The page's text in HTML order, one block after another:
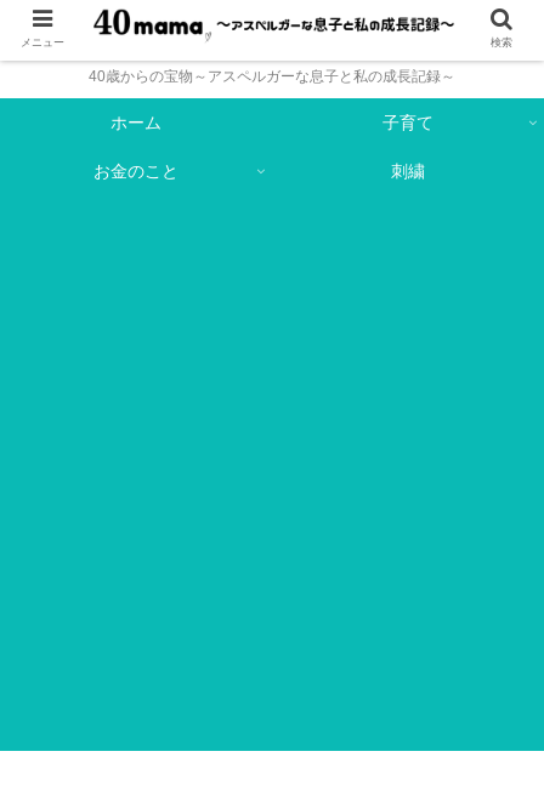
40歳からの宝物～アスペルガーな息子と私の成長記録～
ホーム 子育て
お金のこと 刺繍
メニュー 検索